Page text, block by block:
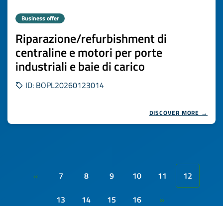
Business offer
Riparazione/refurbishment di
centraline e motori per porte
industriali e baie di carico
ID: BOPL20260123014
DISCOVER MORE →
« 7 8 9 10 11
12
13
14 15 16 »